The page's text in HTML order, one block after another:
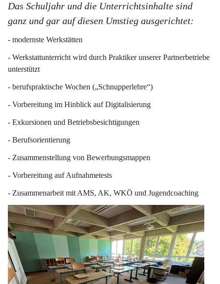
Das Schuljahr und die Unterrichtsinhalte sind
ganz und gar auf diesen Umstieg ausgerichtet:
- modernste Werkstätten
- Werkstattunterricht wird durch Praktiker unserer Partnerbetriebe
unterstützt
- berufspraktische Wochen („Schnupperlehre“)
- Vorbereitung im Hinblick auf Digitalisierung
- Exkursionen und Betriebsbesichtigungen
- Berufsorientierung
- Zusammenstellung von Bewerbungsmappen
- Vorbereitung auf Aufnahmetests
- Zusammenarbeit mit AMS, AK, WKÖ und Jugendcoaching